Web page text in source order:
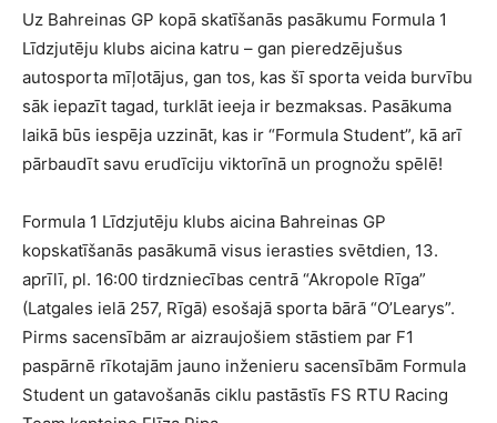
Uz Bahreinas GP kopā skatīšanās pasākumu Formula 1
Līdzjutēju klubs aicina katru – gan pieredzējušus
autosporta mīļotājus, gan tos, kas šī sporta veida burvību
sāk iepazīt tagad, turklāt ieeja ir bezmaksas. Pasākuma
laikā būs iespēja uzzināt, kas ir “Formula Student”, kā arī
pārbaudīt savu erudīciju viktorīnā un prognožu spēlē!
Formula 1 Līdzjutēju klubs aicina Bahreinas GP
kopskatīšanās pasākumā visus ierasties svētdien, 13.
aprīlī, pl. 16:00 tirdzniecības centrā “Akropole Rīga”
(Latgales ielā 257, Rīgā) esošajā sporta bārā “O’Learys”.
Pirms sacensībām ar aizraujošiem stāstiem par F1
paspārnē rīkotajām jauno inženieru sacensībām Formula
Student un gatavošanās ciklu pastāstīs FS RTU Racing